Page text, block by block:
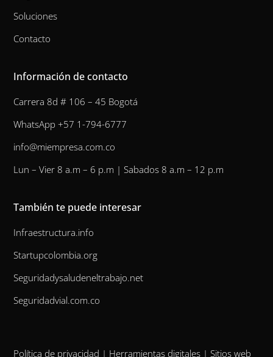
Soluciones
Contacto
Información de contacto
Carrera 8d # 106 – 45 Bogotá
WhatsApp +57 1-794-6777
info@miempresa.com.co
Lun – Vier 8 a.m – 6 p.m | Sabados 8 a.m – 12 p.m
También te puede interesar
Infraestructura.info
Startupcolombia.org
Seguridadysaludeneltrabajo.net
Seguridadvial.com.co
Política de privacidad | Herramientas digitales | Sitios web